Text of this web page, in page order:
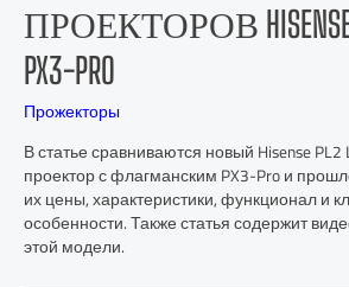
ПРОЕКТОРОВ HISENSE
PX3-PRO
Прожекторы
В статье сравниваются новый Hisense PL2
проектор с флагманским PX3-Pro и
их цены, характеристики, функционал и
особенности. Также статья содержит
этой модели.